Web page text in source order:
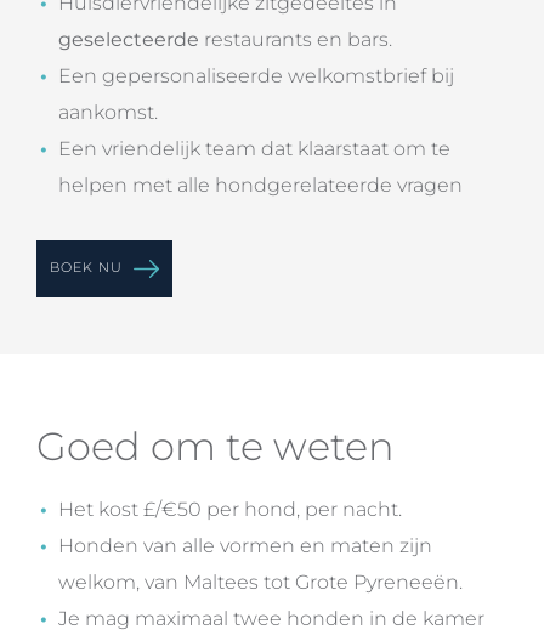
geselecteerde restaurants en bars.
Een gepersonaliseerde welkomstbrief bij
aankomst.
Een vriendelijk team dat klaarstaat om te
helpen met alle hondgerelateerde vragen
BOEK NU
Goed om te weten
Het kost £/€50 per hond, per nacht.
Honden van alle vormen en maten zijn
welkom, van Maltees tot Grote Pyreneeën.
Je mag maximaal twee honden in de kamer